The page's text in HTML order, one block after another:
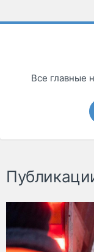
Все главные